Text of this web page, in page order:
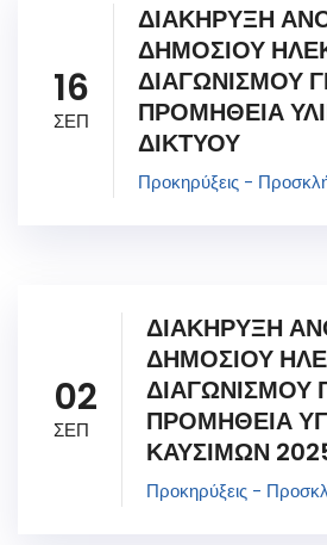
16
ΣΕΠ
ΔΙΑΚΗΡΥΞΗ
ΔΗΜΟΣΙΟΥ
ΔΙΑΓΩΝΙΣΜΟΥ
ΠΡΟΜΗΘΕΙΑ
ΔΙΚΤΥΟΥ
Προκηρύξεις -
02
ΣΕΠ
ΔΙΑΚΗΡΥΞΗ
ΔΗΜΟΣΙΟΥ
ΔΙΑΓΩΝΙΣΜΟΥ
ΠΡΟΜΗΘΕΙΑ
ΚΑΥΣΙΜΩΝ
Προκηρύξεις -